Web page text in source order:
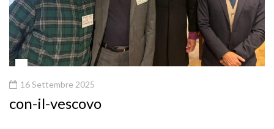
16 Settembre 2025
con-il-vescovo